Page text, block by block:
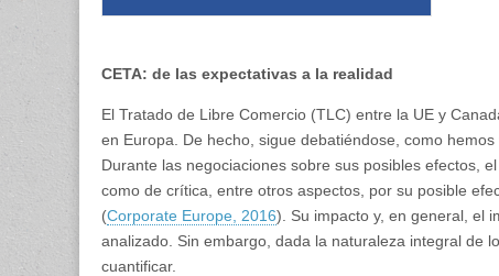
CETA: de las expectativas a la realidad
El Tratado de Libre Comercio (TLC) entre la UE y
en Europa. De hecho, sigue debatiéndose, como
Durante las negociaciones sobre sus posibles efectos,
como de crítica, entre otros aspectos, por su posible
(Corporate Europe, 2016). Su impacto y, en general, el
analizado. Sin embargo, dada la naturaleza integral de
cuantificar.